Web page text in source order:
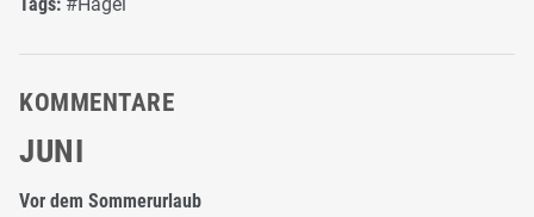
KOMMENTARE
JUNI
Vor dem Sommerurlaub